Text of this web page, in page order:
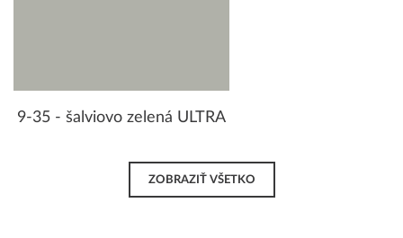
9-35 - šalviovo zelená ULTRA
ZOBRAZIŤ VŠETKO